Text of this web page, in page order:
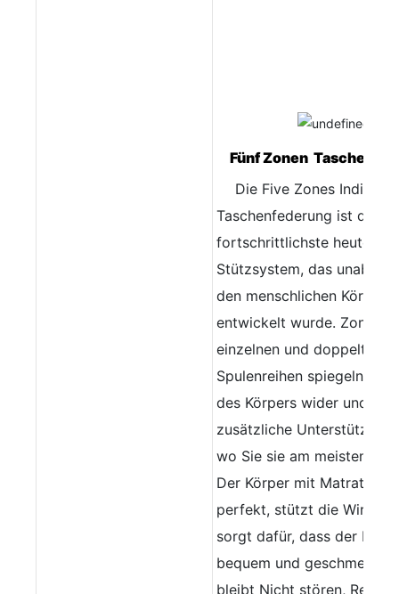
Fünf Zonen
Die Five Zones
Taschenfederung ist das
fortschrittlichste heute
Stützsystem, das
den menschlichen Körper
entwickelt wurde. Zonen
einzelnen und doppelten
Spulenreihen spiegeln die
des Körpers wider und
zusätzliche Unterstützung
wo Sie sie am meisten
Der Körper mit Matratze
perfekt, stützt die Wirbel
sorgt dafür, dass der
bequem und geschmeidig
bleibt Nicht stören,